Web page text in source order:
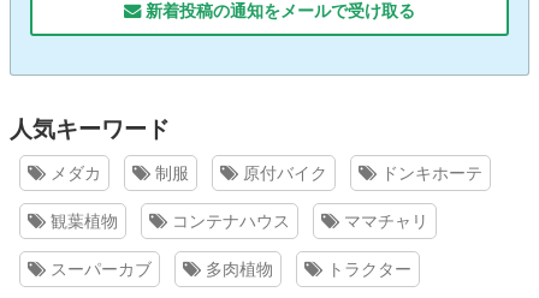
新着投稿の通知をメールで受け取る
人気キーワード
メダカ 制服 原付バイク ドンキホーテ
観葉植物 コンテナハウス ママチャリ
スーパーカブ 多肉植物 トラクター